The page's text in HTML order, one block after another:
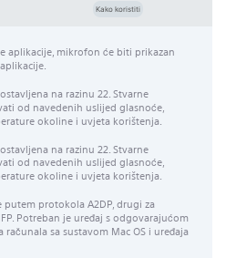
Kako koristiti
aplikacije, mikrofon će biti prikazan
na razinu 22. Stvarne
od navedenih uslijed glasnoće,
okoline i uvjeta korištenja.
na razinu 22. Stvarne
od navedenih uslijed glasnoće,
okoline i uvjeta korištenja.
protokola A2DP, drugi za
Potreban je uređaj s odgovarajućom
sa sustavom Mac OS i uređaja